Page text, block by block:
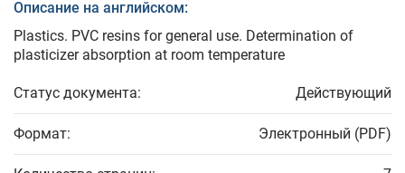
Описание на английском:
Plastics. PVC resins for general use. Determination of
plasticizer absorption at room temperature
Статус документа: Действующий
Формат: Электронный (PDF)